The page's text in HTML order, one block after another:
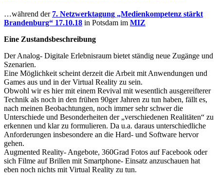
…während der 7. Netzwerktagung „Medienkompetenz stärkt
Brandenburg“ 17.10.18 in Potsdam im MIZ
Eine Zustandsbeschreibung
Der Analog- Digitale Erlebnisraum bietet ständig neue Zugänge und
Szenarien.
Eine Möglichkeit scheint derzeit die Arbeit mit Anwendungen und
Games aus und in der Virtual Reality zu sein.
Obwohl wir es hier mit einem Revival mit wesentlich ausgereifterer
Technik als noch in den frühen 90ger Jahren zu tun haben, fällt es,
nach meinen Beobachtungen, noch immer sehr schwer die
Unterschiede und Besonderheiten der „verschiedenen Realitäten“ zu
erkennen und klar zu formulieren. Da u.a. daraus unterschiedliche
Anforderungen insbesondere an die Hard- und Software hervor
gehen.
Augmented Reality- Angebote, 360Grad Fotos auf Facebook oder
sich Filme auf Brillen mit Smartphone- Einsatz anzuschauen hat
eben noch nichts mit Virtual Reality zu tun.